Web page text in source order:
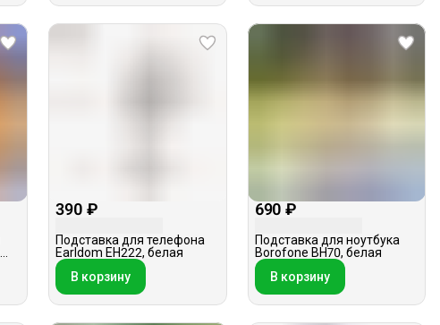
390 ₽
Подставка для телефона
Earldom EH222, белая
В корзину
690 ₽
Подставка для ноутбука
Borofone BH70, белая
В корзину